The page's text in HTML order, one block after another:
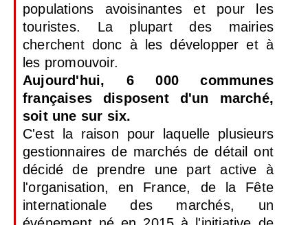
populations avoisi­nantes et pour les
touristes. La plupart des mairies
cherchent donc à les développer et à
les promouvoir.
Aujourd'hui, 6 000 communes
françaises disposent d'un marché,
soit une sur six.
C'est la raison pour laquelle plusieurs
gestionnaires de marchés de détail ont
décidé de prendre une part active à
l'organisation, en France, de la Fête
internationale des marchés, un